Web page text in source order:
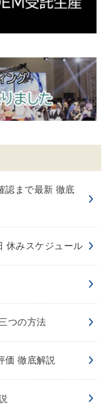
認まで最新 徹底
休みスケジュール
つの方法
価 徹底解説